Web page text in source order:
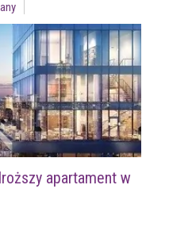
apartament w